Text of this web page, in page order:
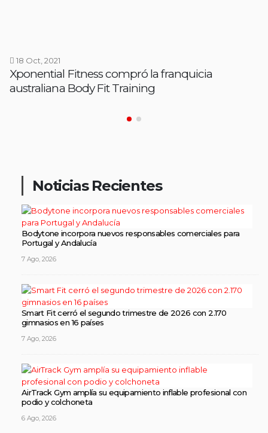
18 Oct, 2021
Xponential Fitness compró la franquicia
australiana Body Fit Training
Noticias Recientes
Bodytone incorpora nuevos responsables comerciales para
Portugal y Andalucía
7 Ago, 2026
Smart Fit cerró el segundo trimestre de 2026 con 2.170
gimnasios en 16 países
7 Ago, 2026
AirTrack Gym amplía su equipamiento inflable profesional con
podio y colchoneta
6 Ago, 2026